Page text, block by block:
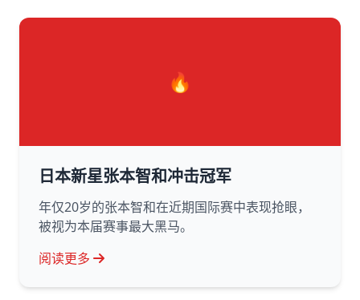
🔥
日本新星张本智和冲击冠军
年仅20岁的张本智和在近期国际赛中表现抢眼，
被视为本届赛事最大黑马。
阅读更多